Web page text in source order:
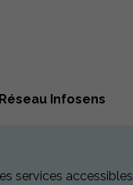
Réseau Infosens
services accessibles